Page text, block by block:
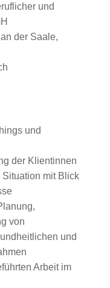
und
der Saale,
und
der Klientinnen
mit Blick
von
und
Arbeit im